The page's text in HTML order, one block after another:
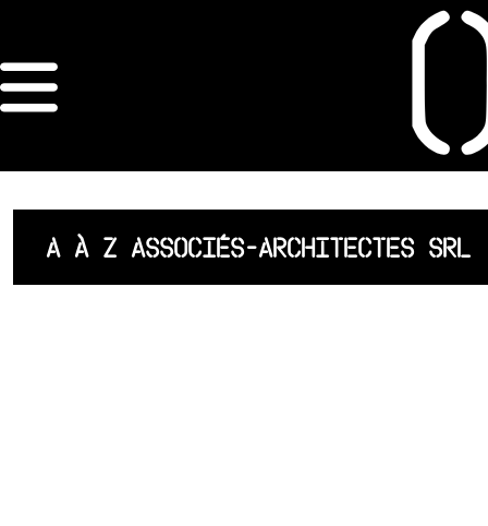
ORDRE DES
ARCHITECTES
ACCUEIL
LISTE DES
A À Z ASSOCIÉS-ARCHITECTES SRL